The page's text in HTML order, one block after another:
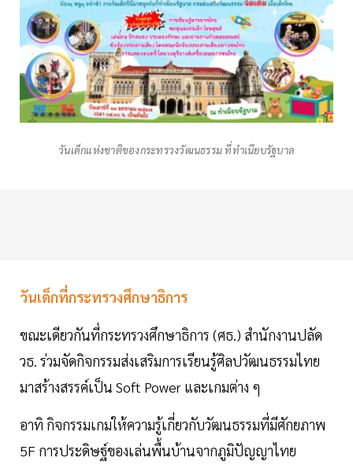
วันเด็กแห่งชาติของกระทรวงวัฒนธรรม ที่ทำเนียบรัฐบาล
วันเด็กที่กระทรวงศึกษาธิการ
ขณะเดียวกันที่กระทรวงศึกษาธิการ (ศธ.) สำนักงานปลัด
วธ. ร่วมจัดกิจกรรมส่งเสริมการเรียนรู้ศิลปวัฒนธรรมไทย
มาสร้างสรรค์เป็น Soft Power และเกมต่าง ๆ
อาทิ กิจกรรมเกมให้ความรู้เกี่ยวกับวัฒนธรรมที่มีศักยภาพ
5F การประดิษฐ์ของเล่นพื้นบ้านจากภูมิปัญญาไทย